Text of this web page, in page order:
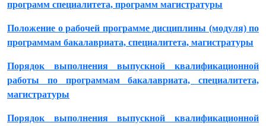
программ специалитета, программ магистратуры
Положение о рабочей программе дисциплины (модуля) по
программам бакалавриата, специалитета, магистратуры
Порядок выполнения выпускной квалификационной
работы по программам бакалавриата, специалитета,
магистратуры
Порядок выполнения выпускной квалификационной